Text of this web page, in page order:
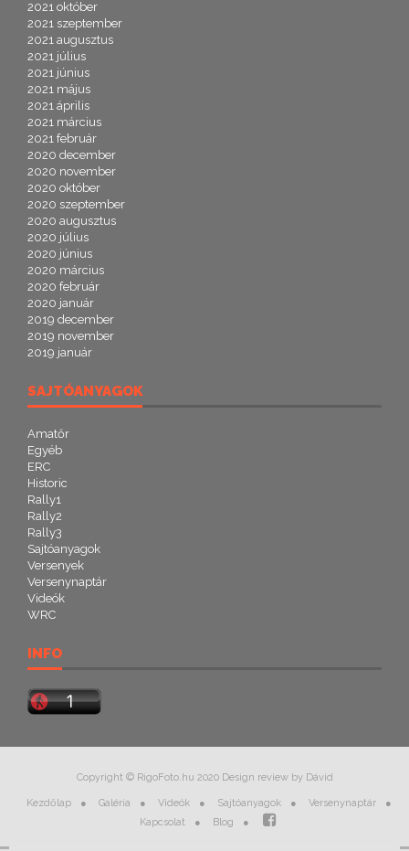
2021 október
2021 szeptember
2021 augusztus
2021 július
2021 június
2021 május
2021 április
2021 március
2021 február
2020 december
2020 november
2020 október
2020 szeptember
2020 augusztus
2020 július
2020 június
2020 március
2020 február
2020 január
2019 december
2019 november
2019 január
SAJTÓANYAGOK
Amatőr
Egyéb
ERC
Historic
Rally1
Rally2
Rally3
Sajtóanyagok
Versenyek
Versenynaptár
Videók
WRC
INFO
Copyright © RigoFoto.hu 2020 Design review by Dávid
Kezdőlap Galéria Videók Sajtóanyagok
Versenynaptár
Kapcsolat
Blog